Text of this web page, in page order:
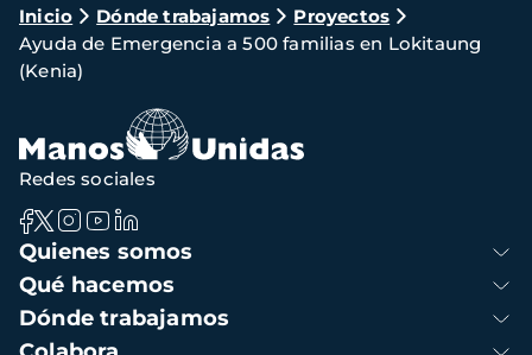
Ruta
de
navegación
Inicio Dónde trabajamos
Proyectos
Ayuda de Emergencia a 500 familias en Lokitaung
(Kenia)
Navegación
principal
Quienes somos
Qué hacemos
Dónde trabajamos
Redes sociales